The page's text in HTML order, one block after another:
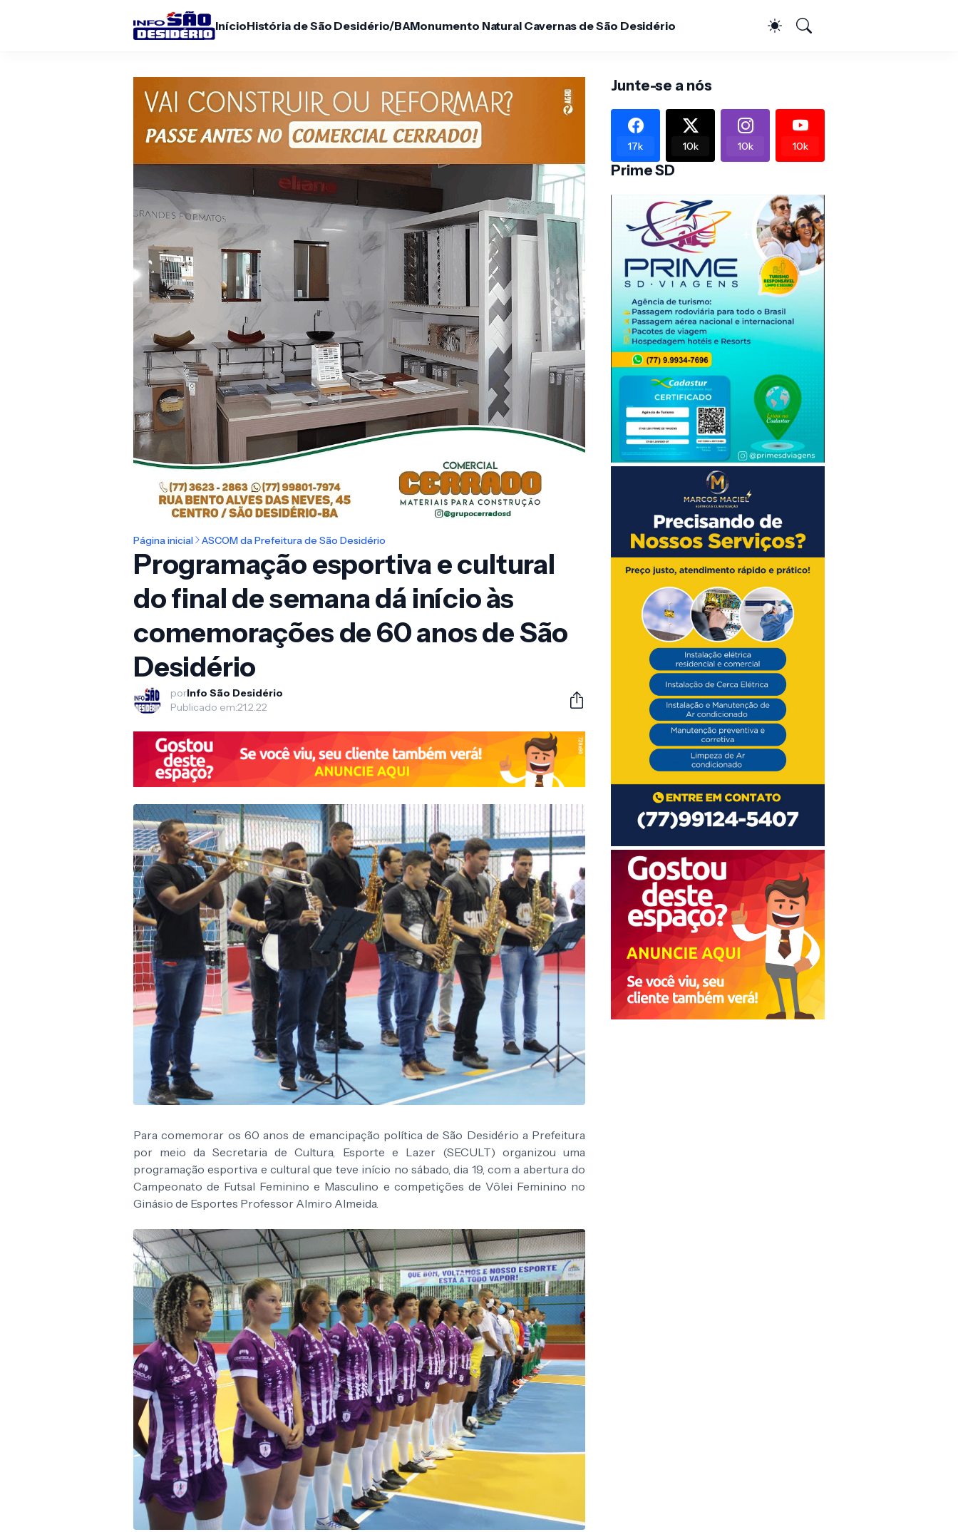
InícioHistória de São Desidério/BAMonumento Natural Cavernas de São Desidério
Página inicial ASCOM da Prefeitura de São Desidério
Programação esportiva e cultural
do final de semana dá início às
comemorações de 60 anos de São
Desidério
porInfo São Desidério
Publicado em:21.2.22
Para comemorar os 60 anos de emancipação política de São Desidério a Prefeitura
por meio da Secretaria de Cultura, Esporte e Lazer (SECULT) organizou uma
programação esportiva e cultural que teve início no sábado, dia 19, com a abertura do
Campeonato de Futsal Feminino e Masculino e competições de Vôlei Feminino no
Ginásio de Esportes Professor Almiro Almeida.
Junte-se a nós
17k 10k 10k 10k
Prime SD